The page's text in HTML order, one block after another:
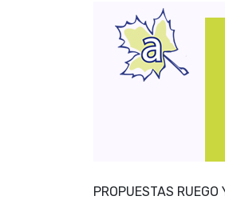
PROPUESTAS